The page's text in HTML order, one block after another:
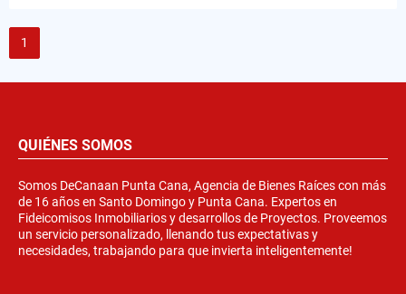
1
QUIÉNES SOMOS
Somos DeCanaan Punta Cana, Agencia de Bienes Raíces con más
de 16 años en Santo Domingo y Punta Cana. Expertos en
Fideicomisos Inmobiliarios y desarrollos de Proyectos. Proveemos
un servicio personalizado, llenando tus expectativas y
necesidades, trabajando para que invierta inteligentemente!